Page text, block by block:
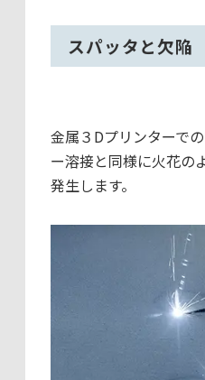
スパッタと欠陥
金属３Dプリンターで
ー溶接と同様に火花の
発生します。